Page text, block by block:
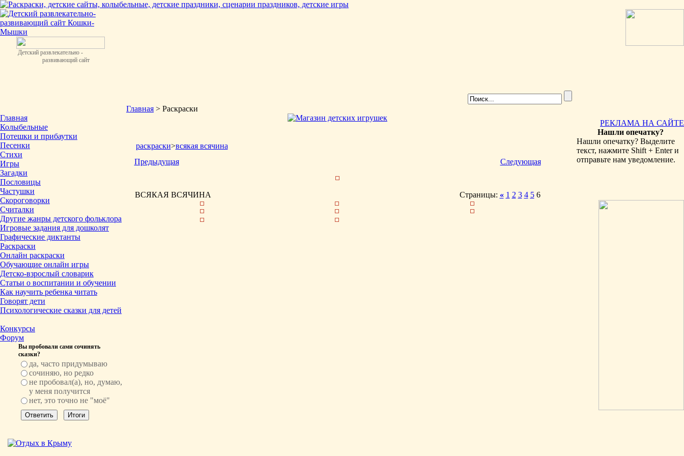
Детский развлекательно -
развивающий сайт
Главная
Колыбельные
Потешки и прибаутки
Песенки
Стихи
Игры
Загадки
Пословицы
Частушки
Скороговорки
Считалки
Другие жанры детского фольклора
Игровые задания для дошколят
Графические диктанты
Раскраски
Онлайн раскраски
Обучающие онлайн игры
Детско-взрослый словарик
Статьи о воспитании и обучении
Как научить ребенка читать
Говорят дети
Психологические сказки для детей
Конкурсы
Форум
Вы пробовали сами сочинять
сказки?
да, часто придумываю
сочиняю, но редко
не пробовал(а), но, думаю,
у меня получится
нет, это точно не "моё"
Главная > Раскраски
раскраски>всякая всячина
Предыдущая
Следующая
ВСЯКАЯ ВСЯЧИНА Страницы: « 1 2 3 4 56
РЕКЛАМА НА САЙТЕ
Нашли опечатку?
Нашли опечатку? Выделите
текст, нажмите Shift + Enter и
отправьте нам уведомление.